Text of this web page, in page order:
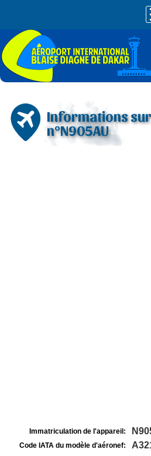
Informations
n°N905AU
Immatriculation de l'appareil:
Code IATA du modèle d'aéronef: